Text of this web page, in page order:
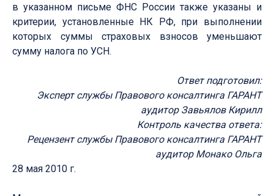
в указанном письме ФНС России также указаны и
критерии, установленные НК РФ, при выполнении
которых суммы страховых взносов уменьшают
сумму налога по УСН.
Ответ подготовил:
Эксперт службы Правового консалтинга ГАРАНТ
аудитор Завьялов Кирилл
Контроль качества ответа:
Рецензент службы Правового консалтинга ГАРАНТ
аудитор Монако Ольга
28 мая 2010 г.